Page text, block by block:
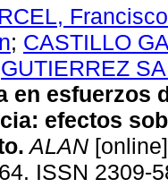
; CASTILLO
GUTIERREZ
en esfuerzos
efectos
. ALAN
ISSN 2309-